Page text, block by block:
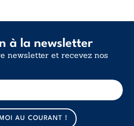
à la newsletter
newsletter et recevez nos
m
a
i
AU COURANT !